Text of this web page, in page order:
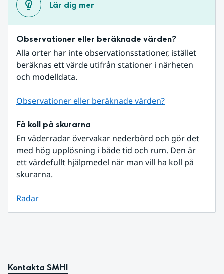
Lär dig mer
Observationer eller beräknade värden?
Alla orter har inte observationsstationer, istället
beräknas ett värde utifrån stationer i närheten
och modelldata.
Observationer eller beräknade värden?
Få koll på skurarna
En väderradar övervakar nederbörd och gör det
med hög upplösning i både tid och rum. Den är
ett värdefullt hjälpmedel när man vill ha koll på
skurarna.
Radar
Kontakta SMHI